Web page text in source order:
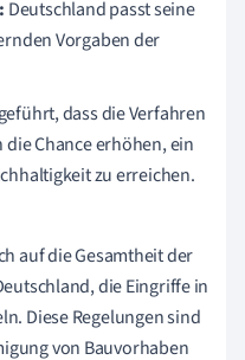
Deutschland passt seine
Vorgaben der
dass die Verfahren
Chance erhöhen, ein
zu erreichen.
auf die Gesamtheit der
die Eingriffe in
Diese Regelungen sind
von Bauvorhaben